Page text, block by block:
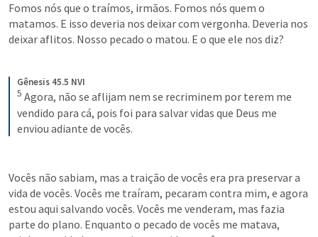
Fomos nós que o traímos, irmãos. Fomos nós quem o
matamos. E isso deveria nos deixar com vergonha. Deveria nos
deixar aflitos. Nosso pecado o matou. E o que ele nos diz?
Gênesis 45.5 NVI
5 Agora, não se aflijam nem se recriminem por terem me
vendido para cá, pois foi para salvar vidas que Deus me
enviou adiante de vocês.
Vocês não sabiam, mas a traição de vocês era pra preservar a
vida de vocês. Vocês me traíram, pecaram contra mim, e agora
estou aqui salvando vocês. Vocês me venderam, mas fazia
parte do plano. Enquanto o pecado de vocês me matava,